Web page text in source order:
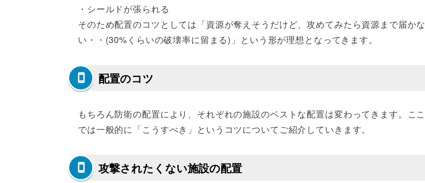
・シールドが張られる
そのため配置のコツとしては「資源が奪えそうだけど、攻めてみたら資源まで届かな
い・・(30%くらいの破壊率に留まる)」という形が理想となってきます。
配置のコツ
もちろん防衛の配置により、それぞれの施設のベストな配置は変わってきます。ここ
では一般的に「こうすべき」というコツについてご紹介していきます。
攻撃されたくない施設の配置